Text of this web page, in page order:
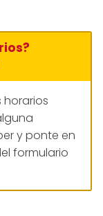
horarios
y ponte en
formulario